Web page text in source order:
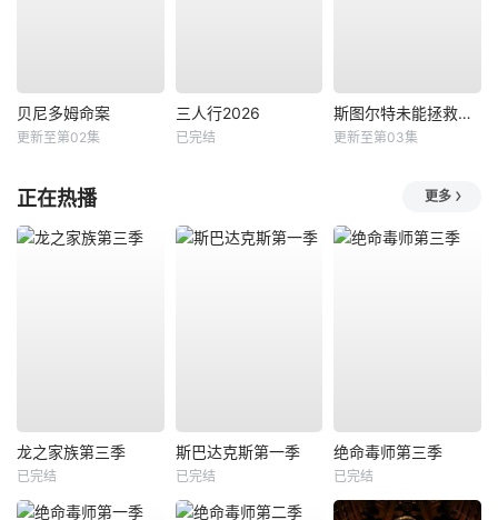
贝尼多姆命案
更新至第02集
三人行2026
已完结
斯图尔特未能拯救宇宙
更新至第03集
正在热播 更多
龙之家族第三季
已完结
斯巴达克斯第一季
已完结
绝命毒师第三季
已完结